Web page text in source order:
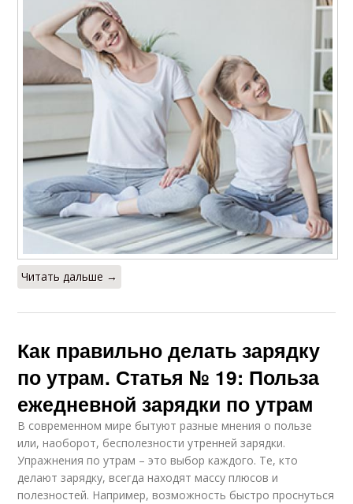
Читать дальше →
Как правильно делать зарядку
по утрам. Статья № 19: Польза
ежедневной зарядки по утрам
В современном мире бытуют разные мнения о пользе
или, наоборот, бесполезности утренней зарядки.
Упражнения по утрам – это выбор каждого. Те, кто
делают зарядку, всегда находят массу плюсов и
полезностей. Например, возможность быстро проснуться